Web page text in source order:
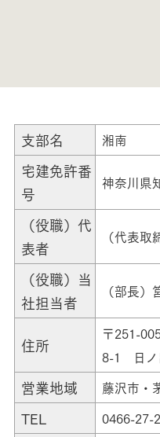
支部名 湘南
宅建免許番
号
神奈川県
（役職）代
表者
（代表
（役職）当
社担当者
（部長
住所
〒251-
8-1 日ノ
営業地域 藤沢市・
TEL 0466-27-